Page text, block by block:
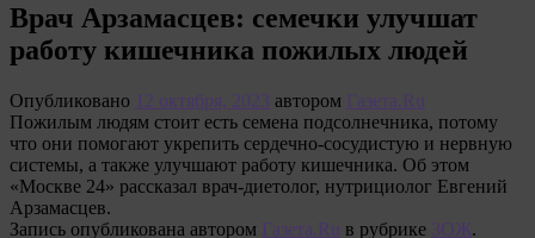
Врач Арзамасцев: семечки улучшат
работу кишечника пожилых людей
Опубликовано 12 октября, 2023 автором Газета.Ru
Пожилым людям стоит есть семена подсолнечника, потому
что они помогают укрепить сердечно-сосудистую и нервную
системы, а также улучшают работу кишечника. Об этом
«Москве 24» рассказал врач-диетолог, нутрициолог Евгений
Арзамасцев.
Запись опубликована автором Газета.Ru в рубрике ЗОЖ.